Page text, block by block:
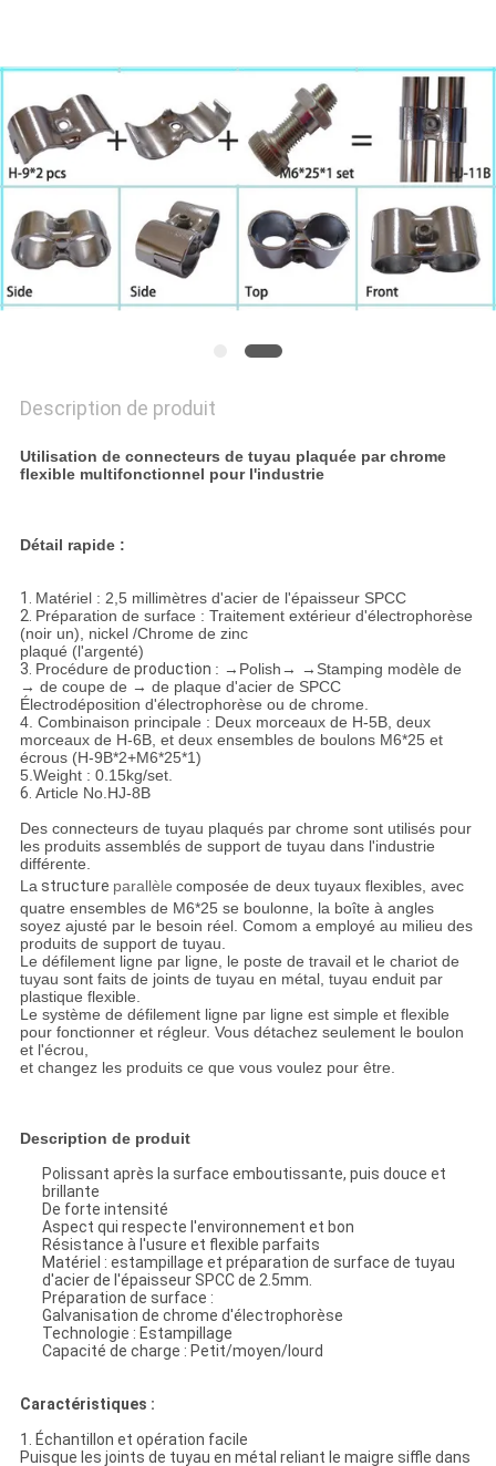
SITE
POLITIQUE
DE
CONFIDENTIALITÉ
Description de produit
Utilisation de connecteurs de tuyau plaquée par chrome
flexible multifonctionnel pour l'industrie
Détail rapide :
1. Matériel : 2,5 millimètres d'acier de l'épaisseur SPCC
2. Préparation de surface : Traitement extérieur d'électrophorèse
(noir un), nickel /Chrome de zinc
plaqué (l'argenté)
3. Procédure de production : →Polish→ →Stamping modèle de
→ de coupe de → de plaque d'acier de SPCC
Électrodéposition d'électrophorèse ou de chrome.
4. Combinaison principale : Deux morceaux de H-5B, deux
morceaux de H-6B, et deux ensembles de boulons M6*25 et
écrous (H-9B*2+M6*25*1)
5.Weight : 0.15kg/set.
6. Article No.HJ-8B
Des connecteurs de tuyau plaqués par chrome sont utilisés pour
les produits assemblés de support de tuyau dans l'industrie
différente.
Lastructure parallèle composée de deux tuyaux flexibles, avec
quatre ensembles de M6*25 se boulonne, la boîte à angles
soyez ajusté par le besoin réel. Comom a employé au milieu des
produits de support de tuyau.
Le défilement ligne par ligne, le poste de travail et le chariot de
tuyau sont faits de joints de tuyau en métal, tuyau enduit par
plastique flexible.
Le système de défilement ligne par ligne est simple et flexible
pour fonctionner et régleur. Vous détachez seulement le boulon
et l'écrou,
et changez les produits ce que vous voulez pour être.
Description de produit
Polissant après la surface emboutissante, puis douce et
brillante
De forte intensité
Aspect qui respecte l'environnement et bon
Résistance à l'usure et flexible parfaits
Matériel : estampillage et préparation de surface de tuyau
d'acier de l'épaisseur SPCC de 2.5mm.
Préparation de surface :
Galvanisation de chrome d'électrophorèse
Technologie : Estampillage
Capacité de charge : Petit/moyen/lourd
Caractéristiques :
1. Échantillon et opération facile
Puisque les joints de tuyau en métal reliant le maigre siffle dans